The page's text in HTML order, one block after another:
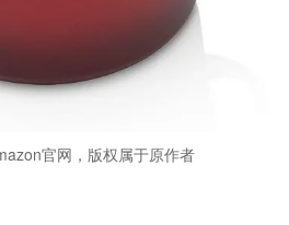
官网，版权属于原作者